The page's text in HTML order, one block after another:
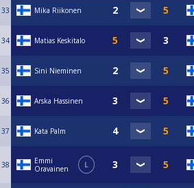
33 Mika Riikonen
34 Matias Keskitalo
35 Sini Nieminen
36 Arska Hassinen
37 Kata Palm
38
Emmi
Oravainen
L